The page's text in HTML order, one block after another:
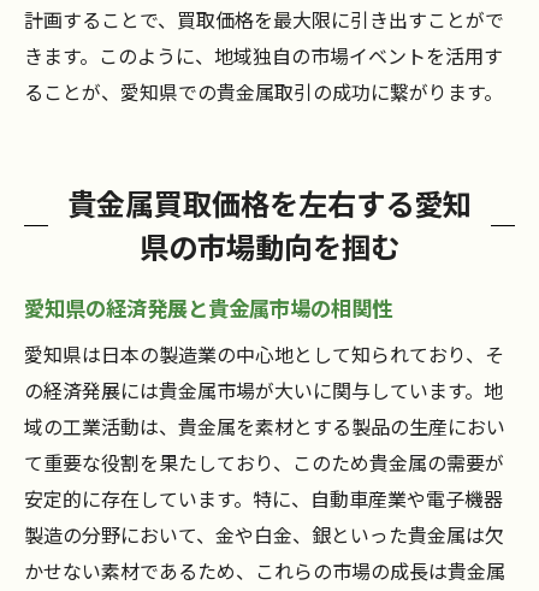
計画することで、買取価格を最大限に引き出すことがで
きます。このように、地域独自の市場イベントを活用す
ることが、愛知県での貴金属取引の成功に繋がります。
貴金属買取価格を左右する愛知
県の市場動向を掴む
愛知県の経済発展と貴金属市場の相関性
愛知県は日本の製造業の中心地として知られており、そ
の経済発展には貴金属市場が大いに関与しています。地
域の工業活動は、貴金属を素材とする製品の生産におい
て重要な役割を果たしており、このため貴金属の需要が
安定的に存在しています。特に、自動車産業や電子機器
製造の分野において、金や白金、銀といった貴金属は欠
かせない素材であるため、これらの市場の成長は貴金属